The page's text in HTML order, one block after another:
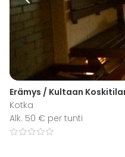
Erämys / Kultaan
Kotka
Alk. 50 € per tunti